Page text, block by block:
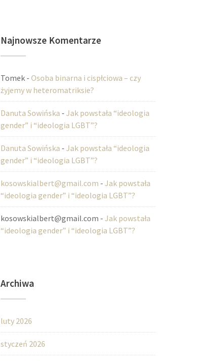
Najnowsze Komentarze
Tomek -Osoba binarna i cispłciowa – czy
żyjemy w heteromatriksie?
Danuta Sowińska -Jak powstała “ideologia
gender” i “ideologia LGBT”?
Danuta Sowińska -Jak powstała “ideologia
gender” i “ideologia LGBT”?
kosowskialbert@gmail.com -Jak powstała
“ideologia gender” i “ideologia LGBT”?
kosowskialbert@gmail.com -Jak powstała
“ideologia gender” i “ideologia LGBT”?
Archiwa
luty 2026
styczeń 2026